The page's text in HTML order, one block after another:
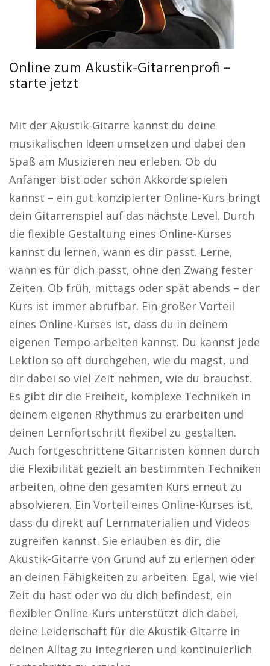
Online zum Akustik-Gitarrenprofi –
starte jetzt
Mit der Akustik-Gitarre kannst du deine
musikalischen Ideen umsetzen und dabei den
Spaß am Musizieren neu erleben. Ob du
Anfänger bist oder schon Akkorde spielen
kannst – ein gut konzipierter Online-Kurs bringt
dein Gitarrenspiel auf das nächste Level. Durch
die flexible Gestaltung eines Online-Kurses
kannst du lernen, wann es dir passt. Lerne,
wann es für dich passt, ohne den Zwang fester
Zeiten. Ob früh, mittags oder spät abends – der
Kurs ist immer abrufbar. Ein großer Vorteil
eines Online-Kurses ist, dass du in deinem
eigenen Tempo arbeiten kannst. Du kannst jede
Lektion so oft durchgehen, wie du magst, und
dir dabei so viel Zeit nehmen, wie du brauchst.
Es gibt dir die Freiheit, komplexe Techniken in
deinem eigenen Rhythmus zu erarbeiten und
deinen Lernfortschritt flexibel zu gestalten.
Auch fortgeschrittene Gitarristen können durch
die Flexibilität gezielt an bestimmten Techniken
arbeiten, ohne den gesamten Kurs erneut zu
absolvieren. Ein Vorteil eines Online-Kurses ist,
dass du direkt auf Lernmaterialien und Videos
zugreifen kannst. Sie erlauben es dir, die
Akustik-Gitarre von Grund auf zu erlernen oder
an deinen Fähigkeiten zu arbeiten. Egal, wie viel
Zeit du hast oder wo du dich befindest, ein
flexibler Online-Kurs unterstützt dich dabei,
deine Leidenschaft für die Akustik-Gitarre in
deinen Alltag zu integrieren und kontinuierlich